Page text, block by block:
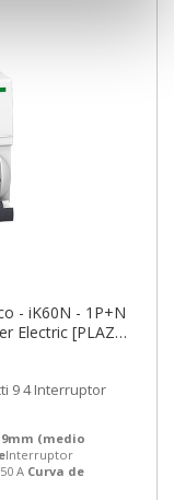
- iK60N - 1P+N
Electric [PLAZO
9mm (medio
Interruptor
50 A Curva de